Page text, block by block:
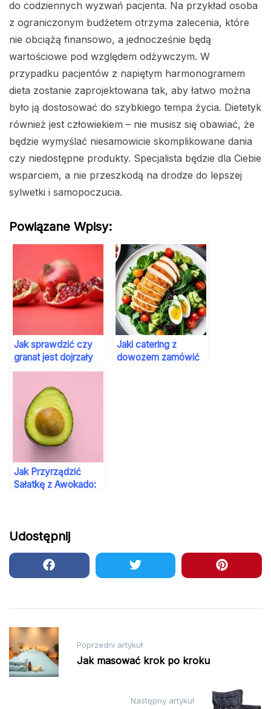
do codziennych wyzwań pacjenta. Na przykład osoba
z ograniczonym budżetem otrzyma zalecenia, które
nie obciążą finansowo, a jednocześnie będą
wartościowe pod względem odżywczym. W
przypadku pacjentów z napiętym harmonogramem
dieta zostanie zaprojektowana tak, aby łatwo można
było ją dostosować do szybkiego tempa życia. Dietetyk
również jest człowiekiem – nie musisz się obawiać, że
będzie wymyślać niesamowicie skomplikowane dania
czy niedostępne produkty. Specjalista będzie dla Ciebie
wsparciem, a nie przeszkodą na drodze do lepszej
sylwetki i samopoczucia.
Powiązane Wpisy:
Jak sprawdzić czy
granat jest dojrzały
Jaki catering z
dowozem zamówić
Jak Przyrządzić
Sałatkę z Awokado:
Udostępnij
Nawigacja
wpisu
Poprzedni artykuł
Jak masować krok po kroku
Następny artykuł